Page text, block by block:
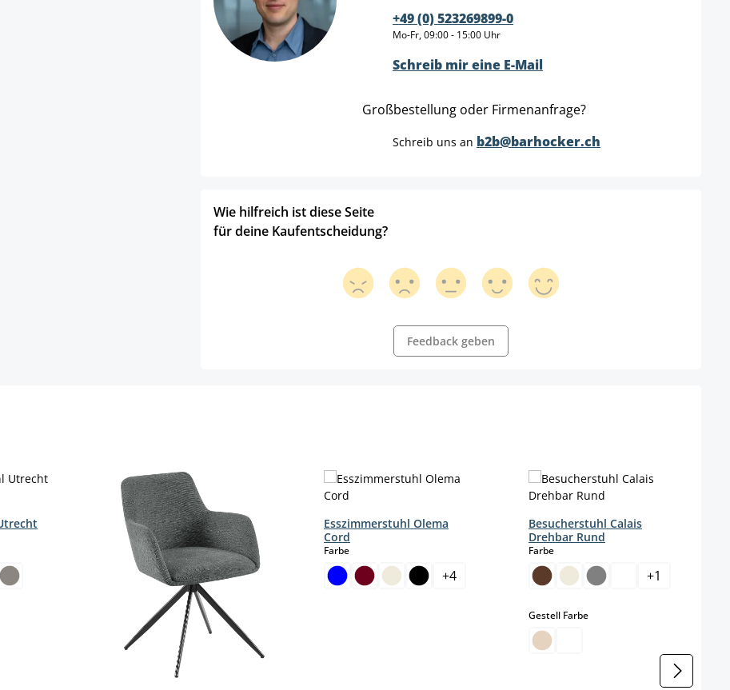
+49 (0) 523269899-0
Mo-Fr, 09:00 - 15:00 Uhr
Schreib mir eine E-Mail
Großbestellung oder Firmenanfrage?
Schreib uns an b2b@barhocker.ch
Wie hilfreich ist diese Seite
für deine Kaufentscheidung?
Feedback geben
ist zurzeit nicht verfügbar.)
Esszimmerstuhl Olema
Cord
Farbeauswählen
+4
Besucherstuhl Calais
Drehbar Rund
Farbeauswählen
+1
Gestell Farbeauswählen